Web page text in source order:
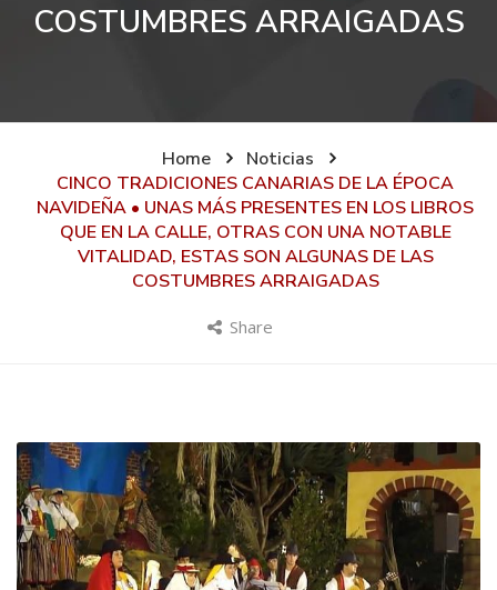
COSTUMBRES ARRAIGADAS
Home
Noticias
CINCO TRADICIONES CANARIAS DE LA ÉPOCA
NAVIDEÑA • UNAS MÁS PRESENTES EN LOS LIBROS
QUE EN LA CALLE, OTRAS CON UNA NOTABLE
VITALIDAD, ESTAS SON ALGUNAS DE LAS
COSTUMBRES ARRAIGADAS
Share